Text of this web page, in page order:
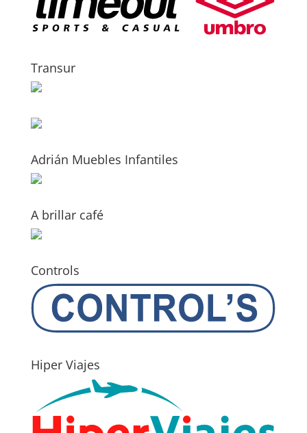
Transur
Adrián Muebles Infantiles
A brillar café
Controls
Hiper Viajes